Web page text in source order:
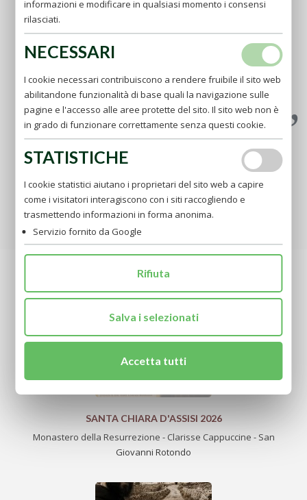
attenuanti, capace di convertire il bene in male,di
attribuirti il bene e giustificarti nel male e per amore
dello stesso male, di disprezzare il sommo Bene. Non ti
compiacere mai di te stessa per qualunque bene ptu
possa in te scorgere, perché tutto ti viene da Dio, ed a lui
danne l'onore e la gloria e tu non ti devi aspettare se non
la remunerazione di tal bene (AP).
RICHIEDI LA TUA PREGHIERA
ULTIME NOTIZIE
SANTA CHIARA D'ASSISI 2026
Monastero della Resurrezione - Clarisse Cappuccine - San
Giovanni Rotondo
informazioni e modificare in qualsiasi momento i consensi
rilasciati.
NECESSARI
I cookie necessari contribuiscono a rendere fruibile il sito web
abilitandone funzionalità di base quali la navigazione sulle
pagine e l'accesso alle aree protette del sito. Il sito web non è
in grado di funzionare correttamente senza questi cookie.
STATISTICHE
I cookie statistici aiutano i proprietari del sito web a capire
come i visitatori interagiscono con i siti raccogliendo e
trasmettendo informazioni in forma anonima.
Servizio fornito da Google
Rifiuta
Salva i selezionati
Accetta tutti